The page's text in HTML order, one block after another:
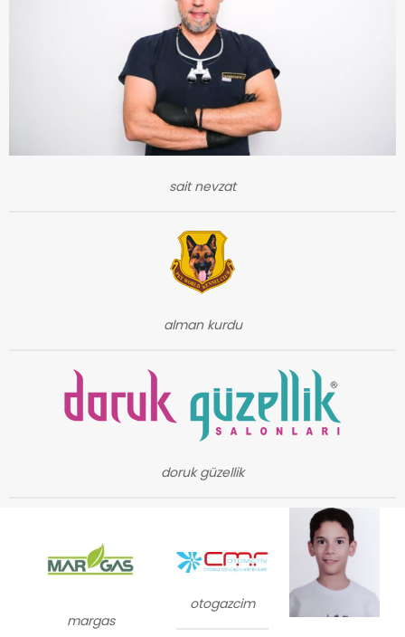
sait nevzat
alman kurdu
doruk güzellik
margas
otogazcim